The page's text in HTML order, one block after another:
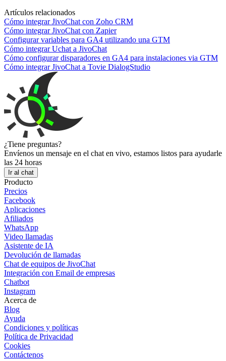
Artículos relacionados
Cómo integrar JivoChat con Zoho CRM
Cómo integrar JivoChat con Zapier
Configurar variables para GA4 utilizando una GTM
Cómo integrar Uchat a JivoChat
Cómo configurar disparadores en GA4 para instalaciones via GTM
Cómo integrar JivoChat a Tovie DialogStudio
¿Tiene preguntas?
Envíenos un mensaje en el chat en vivo, estamos listos para ayudarle
las 24 horas
Ir al chat
Producto
Precios
Facebook
Aplicaciones
Afiliados
WhatsApp
Video llamadas
Asistente de IA
Devolución de llamadas
Chat de equipos de JivoChat
Integración con Email de empresas
Chatbot
Instagram
Acerca de
Blog
Ayuda
Condiciones y políticas
Política de Privacidad
Cookies
Contáctenos